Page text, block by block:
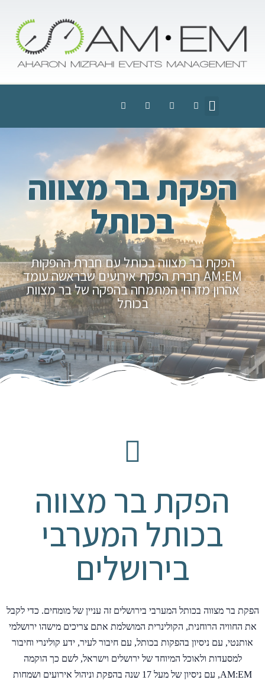
הפקת בר מצווה
בכותל
הפקת בר מצווה בכותל עם חברת ההפקות
AM:EM חברת הפקת אירועים שבראשה עומד
אהרון מזרחי המתמחה בהפקה של בר מצוות
בכותל
הפקת בר מצווה
בכותל המערבי
בירושלים
הפקת בר מצווה בכותל המערבי בירושלים זה עניין של מומחים. כדי לקבל
את החוויה הרוחנית, הקולינרית המושלמת אתם צריכים מישהו ירושלמי
אותנטי, עם ניסיון בהפקות בכותל, עם חיבור לעיר, ידע קולינרי וחיבור
למסעדות ולאוכל המיוחד של ירושלים וישראל, לשם כך הוקמה
AM:EM, עם ניסיון של מעל 17 שנה בהפקת וניהול אירועים ושמחות